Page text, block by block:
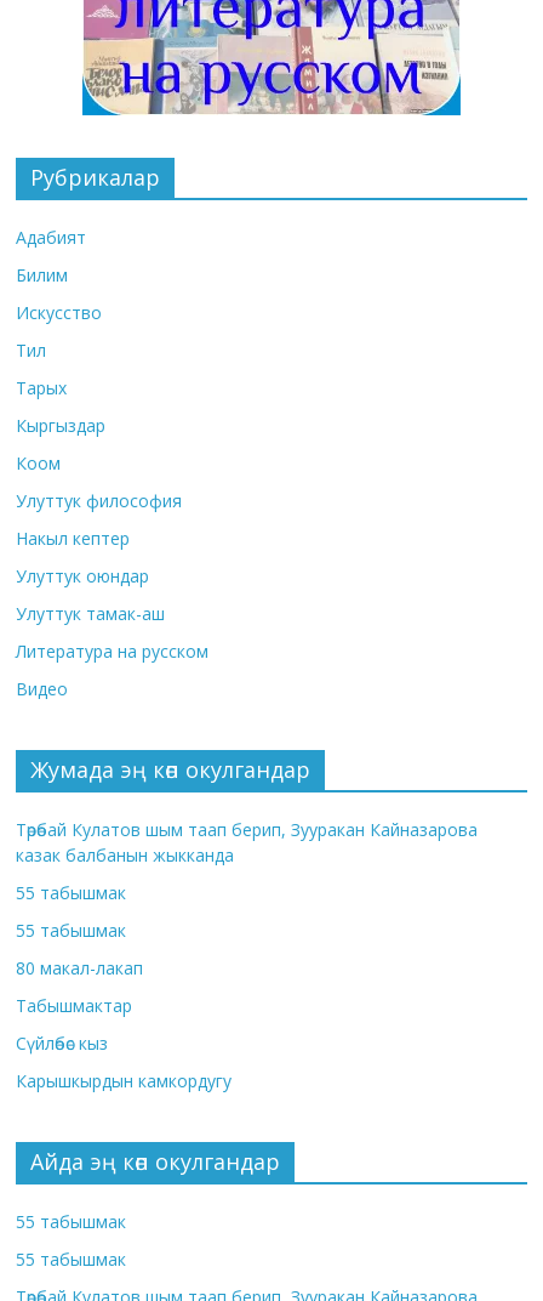
Рубрикалар
Адабият
Билим
Искусство
Тил
Тарых
Кыргыздар
Коом
Улуттук философия
Накыл кептер
Улуттук оюндар
Улуттук тамак-аш
Литература на русском
Видео
Жумада эң көп окулгандар
Төрөбай Кулатов шым таап берип, Зууракан Кайназарова
казак балбанын жыкканда
55 табышмак
55 табышмак
80 макал-лакап
Табышмактар
Сүйлөбөс кыз
Карышкырдын камкордугу
Айда эң көп окулгандар
55 табышмак
55 табышмак